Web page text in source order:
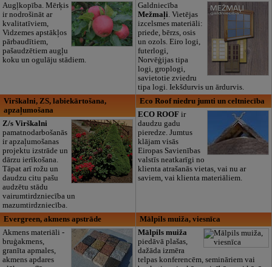
Augļkopība. Mērķis
ir nodrošināt ar
kvalitatīviem,
Vidzemes apstākļos
pārbaudītiem,
pašaudzētiem augļu
koku un ogulāju stādiem.
Galdniecība
Mežmaļi. Vietējas
izcelsmes materiāli:
priede, bērzs, osis
un ozols. Eiro logi,
futerlogi,
Norvēģijas tipa
logi, groplogi,
savietotie zviedru
tipa logi. Iekšdurvis un ārdurvis.
Virškalni, ZS, labiekārtošana,
apzaļumošana
Z/s Virškalni
pamatnodarbošanās
ir apzaļumošanas
projektu izstrāde un
dārzu ierīkošana.
Tāpat arī rožu un
daudzu citu pašu
audzētu stādu
vairumtirdzniecība un
mazumtirdzniecība.
Eco Roof niedru jumti un celtniecība
ECO ROOF ir
daudzu gadu
pieredze. Jumtus
klājam visās
Eiropas Savienības
valstīs neatkarīgi no
klienta atrašanās vietas, vai nu ar
saviem, vai klienta materiāliem.
Evergreen, akmens apstrāde
Akmens materiāli -
bruģakmens,
granīta apmales,
akmens apdares
Mālpils muiža, viesnīca
Mālpils muiža
piedāvā plašas,
dažāda izmēra
telpas konferencēm, semināriem vai